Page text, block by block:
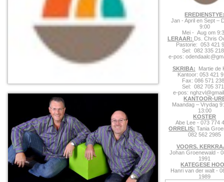
Jan - April en Sept –
9:00
Mei - Aug om
LERAAR: Ds. Chris
Pastorie: 053 421
Sel: 082 335
e-pos:
SKRIBA: Martie de
Kantoor: 053 421
Fax: 086 571
Sel: 082 705
e-pos:
KANTOOR-
Maandag – Vrydag
13:00
KOSTER
Abe Lee - 073 774
ORRELIS: Tania
082 562 2985
VOORS.
Johan Groenewald -
1991
KATEGESE
Hanri van der walt -
1989